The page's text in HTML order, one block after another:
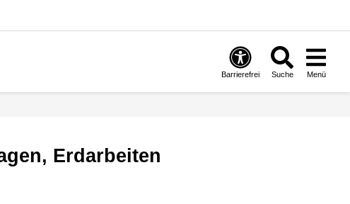
Barrierefrei Suche Menü
Erdarbeiten